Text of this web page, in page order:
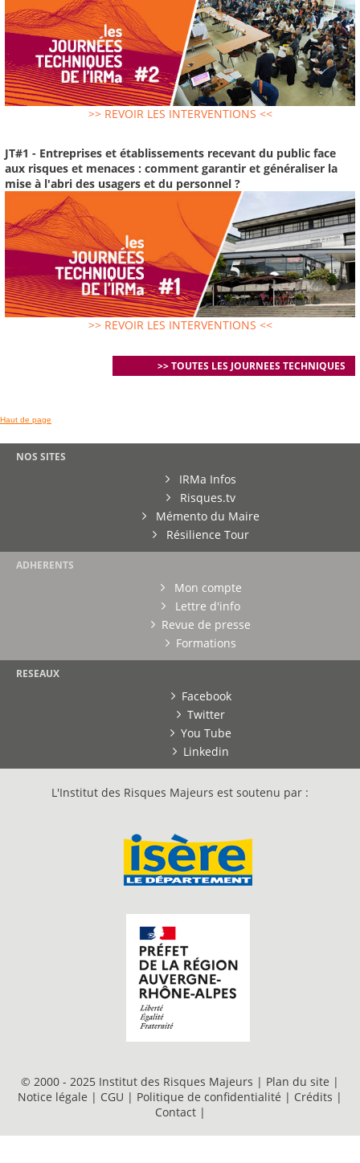
>> REVOIR LES INTERVENTIONS <<
JT#1 - Entreprises et établissements recevant du public face
aux risques et menaces : comment garantir et généraliser la
mise à l'abri des usagers et du personnel ?
>> REVOIR LES INTERVENTIONS <<
>> TOUTES LES JOURNEES TECHNIQUES
Haut de page
NOS SITES
IRMa Infos
Risques.tv
Mémento du Maire
Résilience Tour
ADHERENTS
Mon compte
Lettre d'info
Revue de presse
Formations
RESEAUX
Facebook
Twitter
You Tube
Linkedin
L'Institut des Risques Majeurs est soutenu par :
© 2000 - 2025 Institut des Risques Majeurs | Plan du site |
Notice légale | CGU | Politique de confidentialité | Crédits |
Contact |